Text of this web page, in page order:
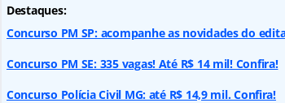
Destaques:
Concurso PM SP: acompanhe as novidades do
Concurso PM SE: 335 vagas! Até R$ 14 mil! Confira!
Concurso Polícia Civil MG: até R$ 14,9 mil. Confira!